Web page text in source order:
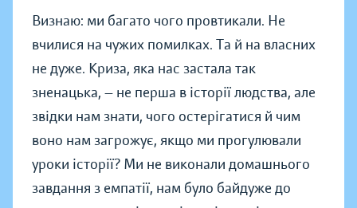
Визнаю: ми багато чого провтикали. Не
вчилися на чужих помилках. Та й на власних
не дуже. Криза, яка нас застала так
зненацька, — не перша в історії людства, але
звідки нам знати, чого остерігатися й чим
воно нам загрожує, якщо ми прогулювали
уроки історії? Ми не виконали домашнього
завдання з емпатії, нам було байдуже до